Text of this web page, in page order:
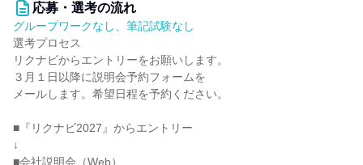
応募・選考の流れ
グループワークなし、筆記試験なし
選考プロセス
リクナビからエントリーをお願いします。
３月１日以降に説明会予約フォームを
メールします。希望日程を予約ください。
■『リクナビ2027』からエントリー
↓
■会社説明会（Web）